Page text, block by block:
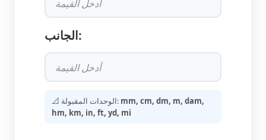
الجانب:
📐 الوحدات المقبولة: mm, cm, dm, m, dam,
hm, km, in, ft, yd, mi